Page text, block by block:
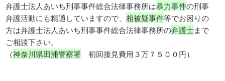
弁護士法人あいち刑事事件総合法律事務所は暴力事件の刑事
弁護活動にも精通していますので、相被疑事件等でお困りの
方は弁護士法人あいち刑事事件総合法律事務所の弁護士まで
ご相談下さい。
（神奈川県田浦警察署 初回接見費用３万７５００円）